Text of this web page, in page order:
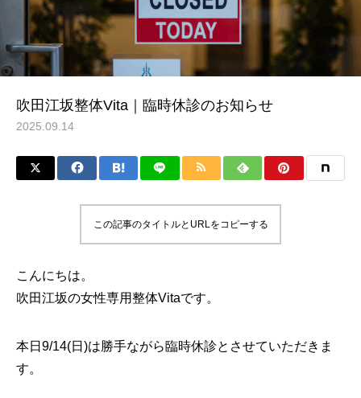
吹田江坂整体Vita｜臨時休診のお知らせ
2025.09.14
この記事のタイトルとURLをコピーする
こんにちは。
吹田江坂の女性専用整体Vitaです。
本日9/14(日)は勝手ながら臨時休診とさせていただきま
す。